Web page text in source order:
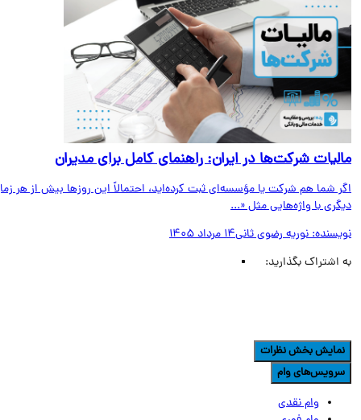
شرکت‌ها در ایران: راهنمای کامل برای مدیران
شما هم شرکت یا مؤسسه‌ای ثبت کرده‌اید، احتمالاً این روزها بیش از هر زمان
با واژه‌هایی مثل «...
نوریه رضوی ثانی14 مرداد 1405
اشتراک بگذارید:
بخش نظرات
وام
وام نقدی